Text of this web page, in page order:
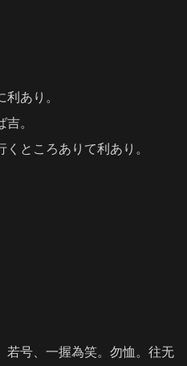
あり。
。
ところありて利あり。
若号、一握為笑。勿恤。往无